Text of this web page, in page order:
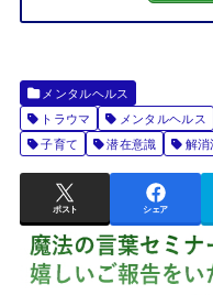
メンタルヘルス
トラウマ
メンタルヘルス
子育て
潜在意識 解消
ポスト シェア